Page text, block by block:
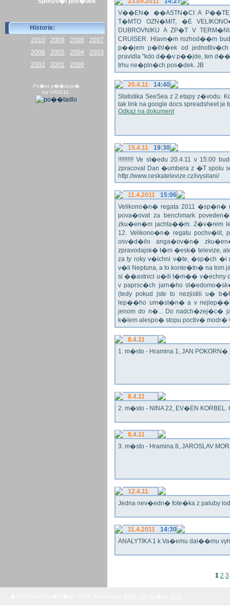
Historie:
2010
2009 2008
2007
2006
2005 2004
2003
2002
2001 2000
Po�et p��stup�
na VR2011:
V��EN� ��ASTN�CI A
T�MTO OZN�MIT, �E
DUBROVNIKU A ZP�T V
CRUISER. Hlavn�m rozhod��m
p��jem p�ihl�ek od
pravidla "kdo d��v p��jde, ten
trhu ne�pln�ch pos�dek. JB
20.4.11
14:40
Statistika SeeSea z 2.etapy z�vodu.
tak link na google docs spreadsheet je
Odkaz na dokument
15.4.11
19:30
!!!!!!!!!! Ve st�edu 20.4.11 v 15:00
zpracoval Dan �umbera z �T spolu
http://www.ceskatelevize.cz/ivysilani/
11.4.2011
15:06
Velikono�n� regata 2011 �sp�n�
pova�ovat za benchmark
zku�en�m jachta��m. Z�v�rem
12. Velikono�n� regatu
osv�d�ilo anga�ov�n�
zpravodajsk� t�m �esk� televize,
za ty roky v�ichni v�te, �sp�ch
v�li Neptuna, a to konkr�tn� na tom
si ��astnici u�ili t�m�� v�echny
v paprsc�ch jarn�ho
(tedy pokud jste to nezjistili u�
lep��ho um�st�n� a v
jenom do n�... Do nadch�zej�c�
k�lem alespo� stopu poctiv�
8.4.11
1. m�sto - Hramina 1, JAN
8.4.11
2. m�sto - NINA 22, EV�EN KORBEL.
8.4.11
3. m�sto - Hramina 8, JAROSLAV
12.4.11
Jedna nev�edn� fote�ka z paluby
11.4.2011
14:30
ANALYTIKA 1 k Va�emu dal��mu
1 2 3